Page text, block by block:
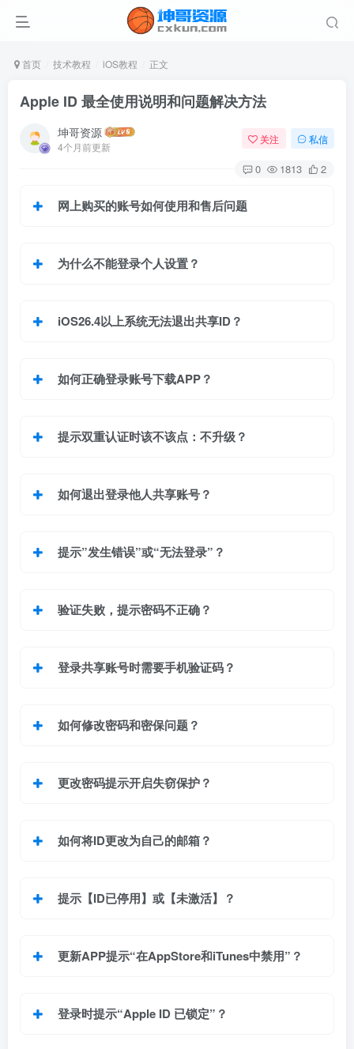
首页 技术教程 iOS教程 正文
Apple ID 最全使用说明和问题解决方法
坤哥资源
4个月前更新
关注 私信
0 1813 2
网上购买的账号如何使用和售后问题
为什么不能登录个人设置？
iOS26.4以上系统无法退出共享ID？
如何正确登录账号下载APP？
提示双重认证时该不该点：不升级？
如何退出登录他人共享账号？
提示”发生错误”或“无法登录” ？
验证失败，提示密码不正确？
登录共享账号时需要手机验证码？
如何修改密码和密保问题？
更改密码提示开启失窃保护？
如何将ID更改为自己的邮箱？
提示【ID已停用】或【未激活】？
更新APP提示“在AppStore和iTunes中禁用” ？
登录时提示“Apple ID 已锁定”？